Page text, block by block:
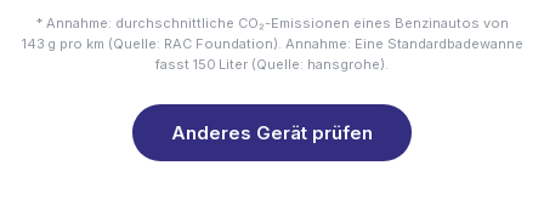
* Annahme: durchschnittliche CO₂-Emissionen eines Benzinautos von
143 g pro km (Quelle: RAC Foundation). Annahme: Eine Standardbadewanne
fasst 150 Liter (Quelle: hansgrohe).
Anderes Gerät prüfen